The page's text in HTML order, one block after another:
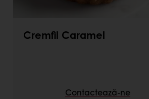
Cremfil Caramel
Contactează-ne